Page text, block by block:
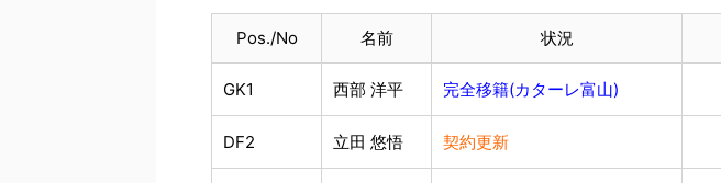
Pos./No 名前 状況
GK1 西部 洋平 完全移籍(カターレ富山)
DF2 立田 悠悟 契約更新